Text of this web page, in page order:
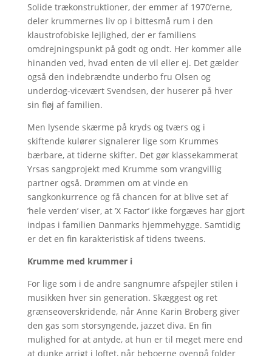
Solide trækonstruktioner, der emmer af 1970’erne,
deler krummernes liv op i bittesmå rum i den
klaustrofobiske lejlighed, der er familiens
omdrejningspunkt på godt og ondt. Her kommer alle
hinanden ved, hvad enten de vil eller ej. Det gælder
også den indebrændte underbo fru Olsen og
underdog-vicevært Svendsen, der huserer på hver
sin fløj af familien.
Men lysende skærme på kryds og tværs og i
skiftende kulører signalerer lige som Krummes
bærbare, at tiderne skifter. Det gør klassekammerat
Yrsas sangprojekt med Krumme som vrangvillig
partner også. Drømmen om at vinde en
sangkonkurrence og få chancen for at blive set af
’hele verden’ viser, at ’X Factor’ ikke forgæves har gjort
indpas i familien Danmarks hjemmehygge. Samtidig
er det en fin karakteristisk af tidens tweens.
Krumme med krummer i
For lige som i de andre sangnumre afspejler stilen i
musikken hver sin generation. Skæggest og ret
grænseoverskridende, når Anne Karin Broberg giver
den gas som storsyngende, jazzet diva. En fin
mulighed for at antyde, at hun er til meget mere end
at dunke arrigt i loftet, når beboerne ovenpå folder